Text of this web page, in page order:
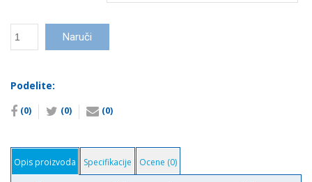
Toplotna
Plus
-7
do
количина
Naruči
Podelite:
(0) (0) (0)
Opis proizvoda Specifikacije Ocene (0)